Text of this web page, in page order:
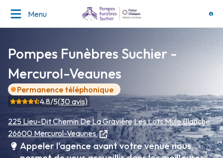
Menu
Pompes Funèbres Suchier -
Mercurol-Veaunes
Permanence téléphonique
4.8/5(30avis)
225 Lieu-Dit Chemin De La GravièreLes Lots Mule Blanche
26600 Mercurol-Veaunes
Appeler l'agence avant votre venue nous